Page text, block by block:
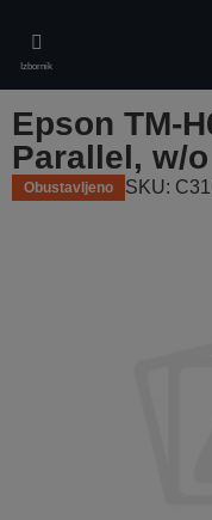
main
content
Izbornik
Epson TM-
Parallel, w/
Obustavljeno SKU: